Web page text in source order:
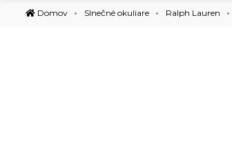
Domov Slnečné okuliare Ralph Lauren